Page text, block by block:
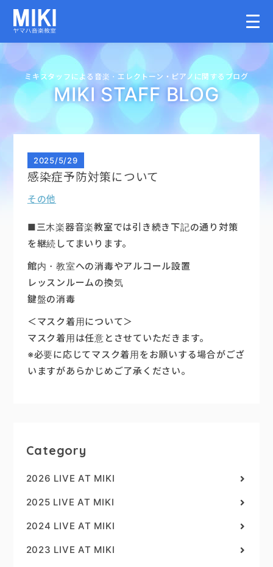
HOME
大人のコース
講師募集情報
イベント情報
楽器販売
ミキスタッフによる音楽・エレクトーン・ ピアノに関するブログ
MIKI STAFF BLOG
2025/5/29
感染症予防対策について
その他
■三木楽器音楽教室では引き続き下記の通り対策
を継続してまいります。
館内・教室への消毒やアルコール設置
レッスンルームの換気
鍵盤の消毒
＜マスク着用について＞
マスク着用は任意とさせていただきます。
※必要に応じてマスク着用をお願いする場合がござ
いますがあらかじめご了承ください。
Category
2026 LIVE AT MIKI
2025 LIVE AT MIKI
2024 LIVE AT MIKI
2023 LIVE AT MIKI